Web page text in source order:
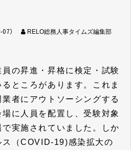
07）
RELO総務人事タイムズ編集部
の昇進・昇格に検定・試験
ところがあります。これま
者にアウトソーシングする
に人員を配置し、受験対象
実施されていました。しか
ス（COVID-19)感染拡大の